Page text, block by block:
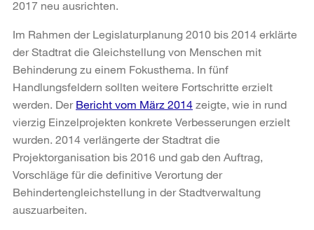
2017 neu ausrichten.
Im Rahmen der Legislaturplanung 2010 bis 2014 erklärte
der Stadtrat die Gleichstellung von Menschen mit
Behinderung zu einem Fokusthema. In fünf
Handlungsfeldern sollten weitere Fortschritte erzielt
werden. Der Bericht vom März 2014 zeigte, wie in rund
vierzig Einzelprojekten konkrete Verbesserungen erzielt
wurden. 2014 verlängerte der Stadtrat die
Projektorganisation bis 2016 und gab den Auftrag,
Vorschläge für die definitive Verortung der
Behindertengleichstellung in der Stadtverwaltung
auszuarbeiten.